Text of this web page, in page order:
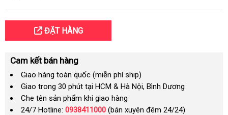
ĐẶT HÀNG
Cam kết bán hàng
Giao hàng toàn quốc (miễn phí ship)
Giao trong 30 phút tại HCM & Hà Nội, Bình Dương
Che tên sản phẩm khi giao hàng
24/7 Hotline: 0938411000 (bán xuyên đêm 24/24)